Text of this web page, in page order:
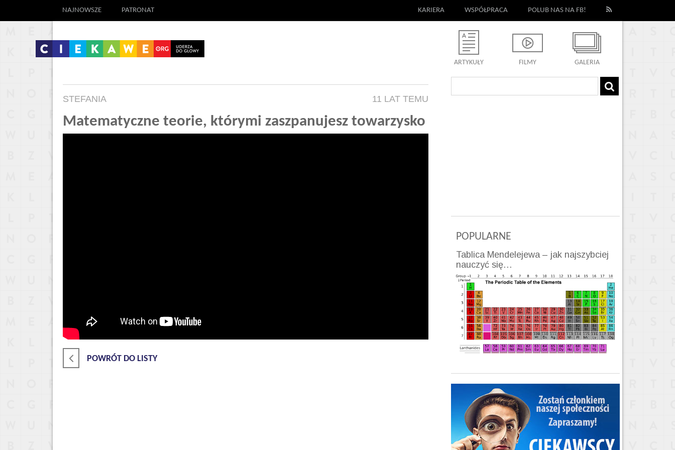
NAJNOWSZE PATRONAT KARIERA WSPÓŁPRACA POLUB NAS NA FB!
ARTYKUŁY FILMY GALERIA
STEFANIA 11 LAT TEMU
Matematyczne teorie, którymi zaszpanujesz towarzysko
POWRÓT DO LISTY
POPULARNE
Tablica Mendelejewa – jak najszybciej
nauczyć się…